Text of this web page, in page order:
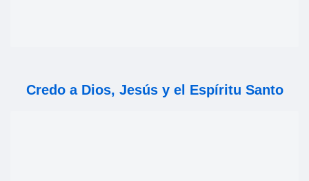
Credo a Dios, Jesús y el Espíritu Santo